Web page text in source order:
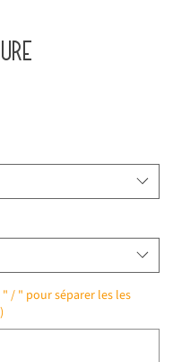
" / " pour séparer les les